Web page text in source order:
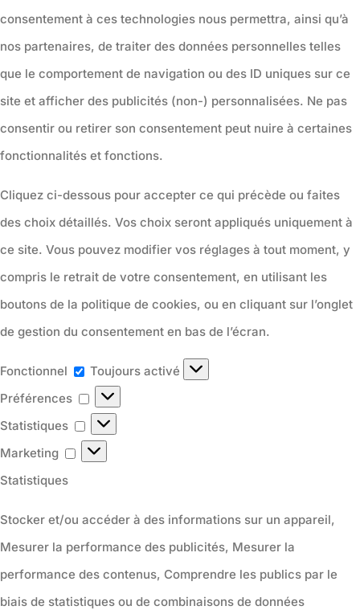
consentement à ces technologies nous permettra, ainsi qu’à
nos partenaires, de traiter des données personnelles telles
que le comportement de navigation ou des ID uniques sur ce
site et afficher des publicités (non-) personnalisées. Ne pas
consentir ou retirer son consentement peut nuire à certaines
fonctionnalités et fonctions.
Cliquez ci-dessous pour accepter ce qui précède ou faites
des choix détaillés. Vos choix seront appliqués uniquement à
ce site. Vous pouvez modifier vos réglages à tout moment, y
compris le retrait de votre consentement, en utilisant les
boutons de la politique de cookies, ou en cliquant sur l’onglet
de gestion du consentement en bas de l’écran.
Fonctionnel Fonctionnel
Toujours activé
Préférences
Préférences
Statistiques
Statistiques
Marketing
Marketing
Statistiques
Stocker et/ou accéder à des informations sur un appareil,
Mesurer la performance des publicités, Mesurer la
performance des contenus, Comprendre les publics par le
biais de statistiques ou de combinaisons de données